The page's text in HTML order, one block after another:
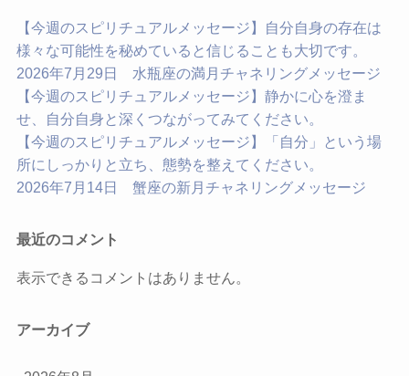
【今週のスピリチュアルメッセージ】自分自身の存在は
様々な可能性を秘めていると信じることも大切です。
2026年7月29日 水瓶座の満月チャネリングメッセージ
【今週のスピリチュアルメッセージ】静かに心を澄ま
せ、自分自身と深くつながってみてください。
【今週のスピリチュアルメッセージ】「自分」という場
所にしっかりと立ち、態勢を整えてください。
2026年7月14日 蟹座の新月チャネリングメッセージ
最近のコメント
表示できるコメントはありません。
アーカイブ